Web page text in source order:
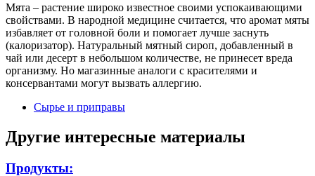
Мята – растение широко известное своими успокаивающими
свойствами. В народной медицине считается, что аромат мяты
избавляет от головной боли и помогает лучше заснуть
(калоризатор). Натуральный мятный сироп, добавленный в
чай или десерт в небольшом количестве, не принесет вреда
организму. Но магазинные аналоги с красителями и
консервантами могут вызвать аллергию.
Сырье и приправы
Другие интересные материалы
Продукты: